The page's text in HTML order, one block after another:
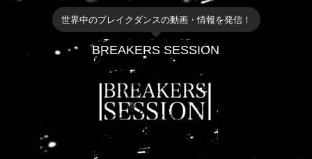
世界中のブレイクダンスの動画・情報を発信！
BREAKERS SESSION